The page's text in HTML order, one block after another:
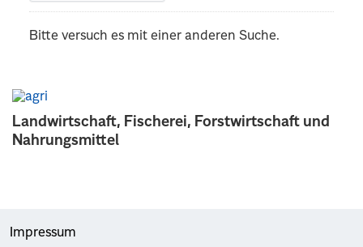
Landwirtschaft, Fischerei, Forstwirtschaft und
Nahrungsmittel
Bitte versuch es mit einer anderen Suche.
Impressum